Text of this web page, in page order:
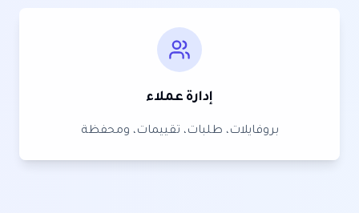
إدارة عملاء
بروفايلات، طلبات، تقييمات، ومحفظة